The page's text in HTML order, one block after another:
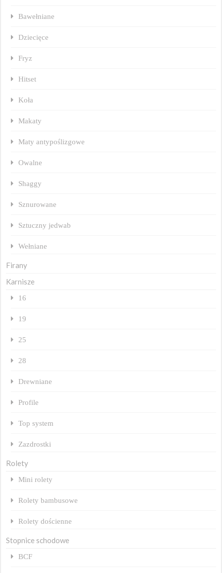
Bawełniane
Dziecięce
Fryz
Hitset
Koła
Makaty
Maty antypoślizgowe
Owalne
Shaggy
Sznurowane
Sztuczny jedwab
Wełniane
Firany
Karnisze
16
19
25
28
Drewniane
Profile
Top system
Zazdrostki
Rolety
Mini rolety
Rolety bambusowe
Rolety dościenne
Stopnice schodowe
BCF